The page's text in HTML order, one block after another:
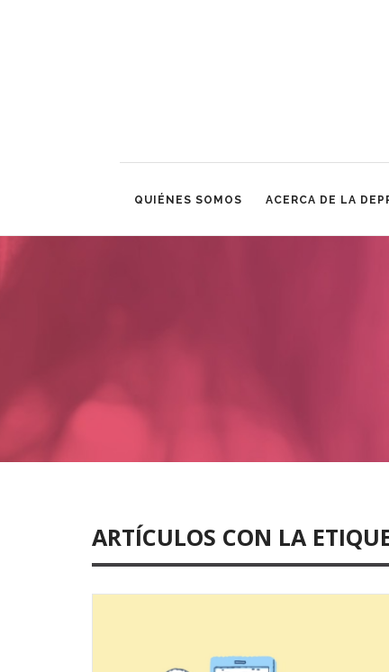
QUIÉNES SOMOS ACERCA DE LA
ARTÍCULOS CON LA